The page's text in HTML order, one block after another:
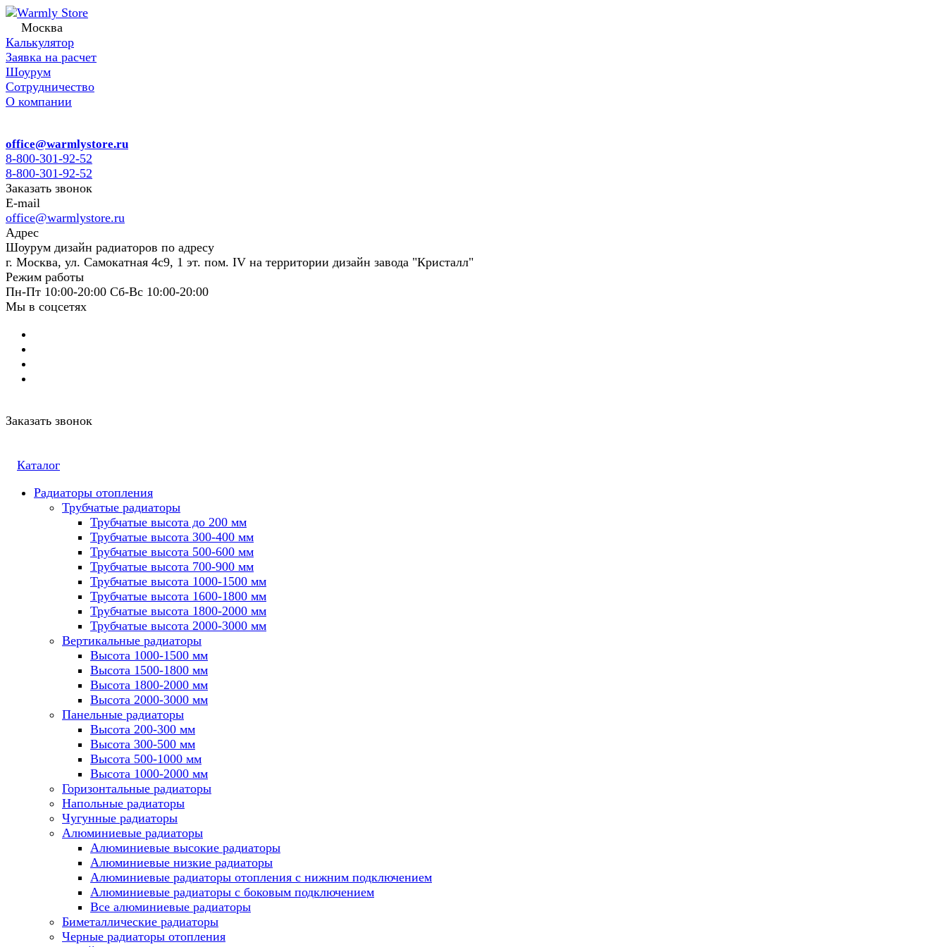
Москва
Калькулятор
Заявка на расчет
Шоурум
Сотрудничество
О компании
office@warmlystore.ru
8-800-301-92-52
8-800-301-92-52
Заказать звонок
E-mail
office@warmlystore.ru
Адрес
Шоурум дизайн радиаторов по адресу
г. Москва, ул. Самокатная 4с9, 1 эт. пом. IV на территории дизайн завода "Кристалл"
Режим работы
Пн-Пт 10:00-20:00 Сб-Вс 10:00-20:00
Мы в соцсетях
Заказать звонок
Каталог
Радиаторы отопления
Трубчатые радиаторы
Трубчатые высота до 200 мм
Трубчатые высота 300-400 мм
Трубчатые высота 500-600 мм
Трубчатые высота 700-900 мм
Трубчатые высота 1000-1500 мм
Трубчатые высота 1600-1800 мм
Трубчатые высота 1800-2000 мм
Трубчатые высота 2000-3000 мм
Вертикальные радиаторы
Высота 1000-1500 мм
Высота 1500-1800 мм
Высота 1800-2000 мм
Высота 2000-3000 мм
Панельные радиаторы
Высота 200-300 мм
Высота 300-500 мм
Высота 500-1000 мм
Высота 1000-2000 мм
Горизонтальные радиаторы
Напольные радиаторы
Чугунные радиаторы
Алюминиевые радиаторы
Алюминиевые высокие радиаторы
Алюминиевые низкие радиаторы
Алюминиевые радиаторы отопления с нижним подключением
Алюминиевые радиаторы с боковым подключением
Все алюминиевые радиаторы
Биметаллические радиаторы
Черные радиаторы отопления